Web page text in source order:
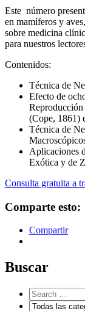
Este número
en mamíferos y
sobre medicina
para nuestros
Contenidos:
Técnica de
Efecto de
Reproducción
(Cope, 1861)
Técnica de
Aplicaciones
Exótica y de
Consulta gratuita a
Comparte esto:
Compartir
Buscar